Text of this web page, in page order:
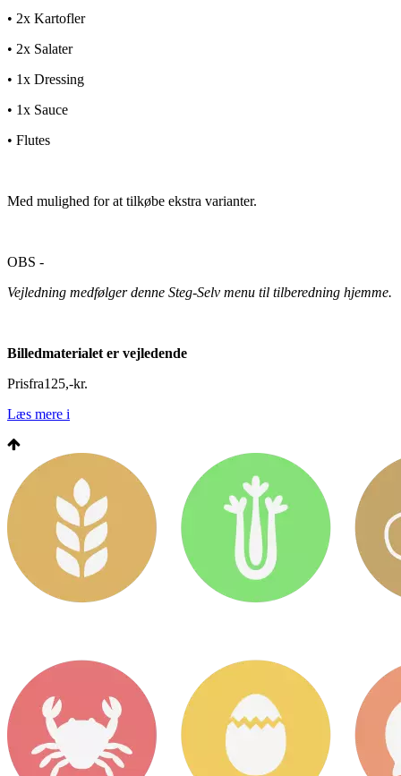
• 2x Kartofler
• 2x Salater
• 1x Dressing
• 1x Sauce
• Flutes
Med mulighed for at tilkøbe ekstra varianter.
OBS -
Vejledning medfølger denne Steg-Selv menu til tilberedning hjemme.
Billedmaterialet er vejledende
Prisfra125,-kr.
Læs mere i